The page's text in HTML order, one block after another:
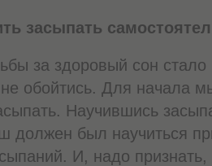
засыпать
за здоровый сон стало
обойтись. Для начала
Научившись
должен был научиться
И, надо признать,